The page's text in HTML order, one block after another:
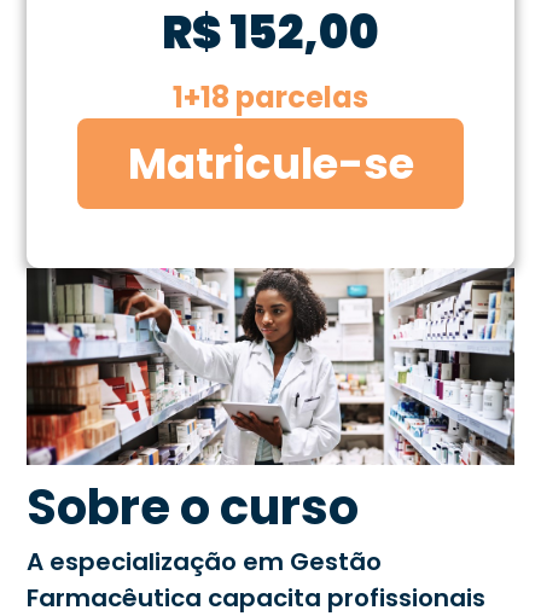
Sobre o curso
A especialização em Gestão
Farmacêutica capacita profissionais
R$ 152,00
1+18 parcelas
Matricule-se